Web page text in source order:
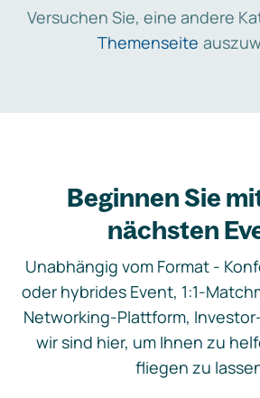
Versuchen Sie, eine andere
Themenseite
Beginnen Sie
nächsten
Unabhängig vom Format -
oder hybrides Event, 1:1-
Networking-Plattform,
wir sind hier, um Ihnen zu
fliegen zu